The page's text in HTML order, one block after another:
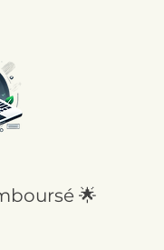
🌟